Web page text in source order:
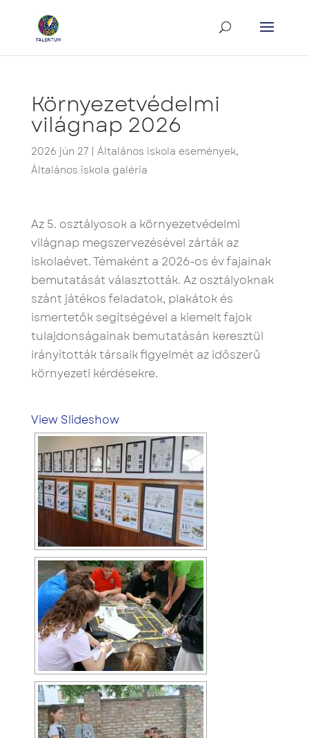
Környezetvédelmi
világnap 2026
2026 jún 27| Általános iskola események,
Általános iskola galéria
Az 5. osztályosok a környezetvédelmi
világnap megszervezésével zárták az
iskolaévet. Témaként a 2026-os év fajainak
bemutatását választották. Az osztályoknak
szánt játékos feladatok, plakátok és
ismertetők segítségével a kiemelt fajok
tulajdonságainak bemutatásán keresztül
irányították társaik figyelmét az időszerű
környezeti kérdésekre.
View Slideshow